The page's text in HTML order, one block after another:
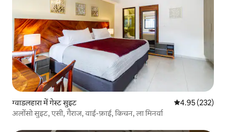
ग्वाडलहारा में गेस्ट सुइट औसत रेटिंग 5 में से
4.95 (232)
अलोंसो सुइट, एसी, गैराज, वाई-फ़ाई, किचन, ला मिनर्वा